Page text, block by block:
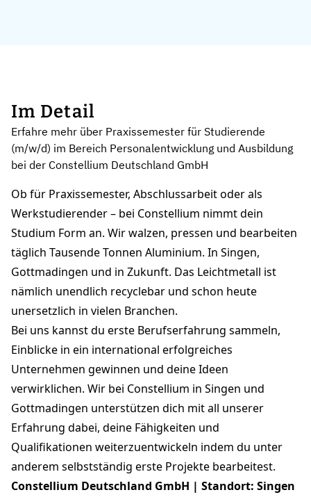
Im Detail
Erfahre mehr über Praxissemester für Studierende
(m/w/d) im Bereich Personalentwicklung und Ausbildung
bei der Constellium Deutschland GmbH
Ob für Praxissemester, Abschlussarbeit oder als
Werkstudierender – bei Constellium nimmt dein
Studium Form an. Wir walzen, pressen und bearbeiten
täglich Tausende Tonnen Aluminium. In Singen,
Gottmadingen und in Zukunft. Das Leichtmetall ist
nämlich unendlich recyclebar und schon heute
unersetzlich in vielen Branchen.
Bei uns kannst du erste Berufserfahrung sammeln,
Einblicke in ein international erfolgreiches
Unternehmen gewinnen und deine Ideen
verwirklichen. Wir bei Constellium in Singen und
Gottmadingen unterstützen dich mit all unserer
Erfahrung dabei, deine Fähigkeiten und
Qualifikationen weiterzuentwickeln indem du unter
anderem selbstständig erste Projekte bearbeitest.
Constellium Deutschland GmbH | Standort: Singen